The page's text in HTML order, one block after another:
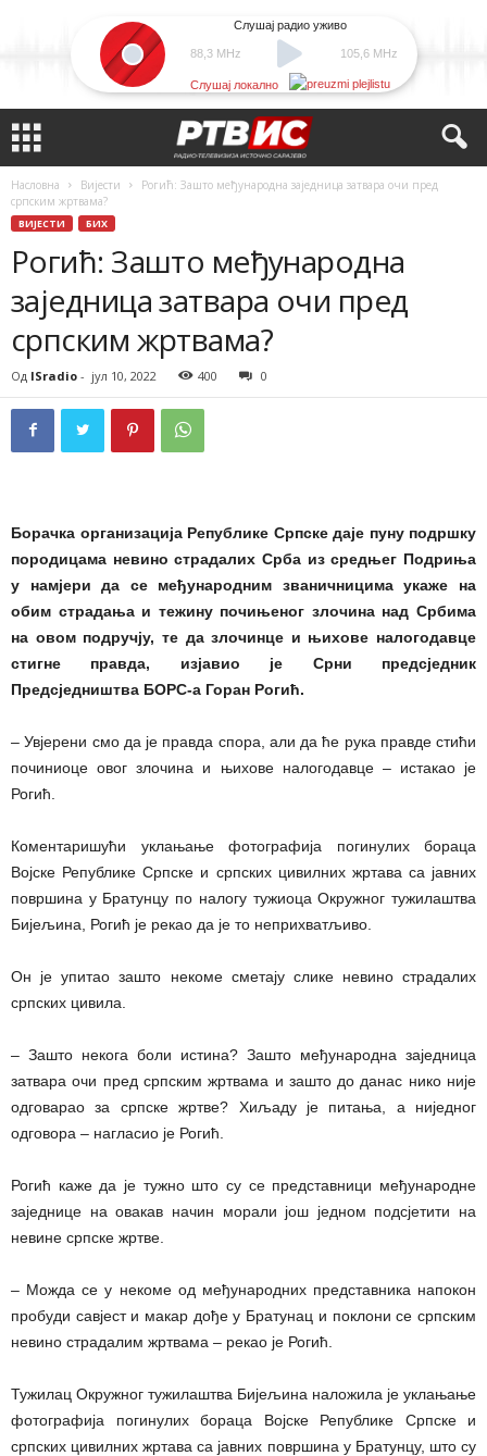
88,3 MHz
Слушај радио уживо
105,6 MHz
Слушај локално
Насловна Вијести
Рогић: Зашто међународна заједница затвара очи пред
српским жртвама?
ВИЈЕСТИ БИХ
Рогић: Зашто међународна
заједница затвара очи пред
српским жртвама?
Од ISradio - јул 10, 2022 400 0
Борачка организација Републике Српске даје пуну подршку
породицама невино страдалих Срба из средњег Подриња
у намјери да се међународним званичницима укаже на
обим страдања и тежину почињеног злочина над Србима
на овом подручју, те да злочинце и њихове налогодавце
стигне правда, изјавио је Срни предсједник
Предсједништва БОРС-а Горан Рогић.
– Увјерени смо да је правда спора, али да ће рука правде стићи
починиоце овог злочина и њихове налогодавце – истакао је
Рогић.
Коментаришући уклањање фотографија погинулих бораца
Војске Републике Српске и српских цивилних жртава са јавних
површина у Братунцу по налогу тужиоца Окружног тужилаштва
Бијељина, Рогић је рекао да је то неприхватљиво.
Он је упитао зашто некоме сметају слике невино страдалих
српских цивила.
– Зашто некога боли истина? Зашто међународна заједница
затвара очи пред српским жртвама и зашто до данас нико није
одговарао за српске жртве? Хиљаду је питања, а ниједног
одговора – нагласио је Рогић.
Рогић каже да је тужно што су се представници међународне
заједнице на овакав начин морали још једном подсјетити на
невине српске жртве.
– Можда се у некоме од међународних представника напокон
пробуди савјест и макар дође у Братунац и поклони се српским
невино страдалим жртвама – рекао је Рогић.
Тужилац Окружног тужилаштва Бијељина наложила је уклањање
фотографија погинулих бораца Војске Републике Српске и
српских цивилних жртава са јавних површина у Братунцу, што су